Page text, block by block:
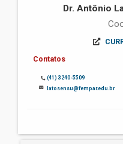
Dr. Antônio
Contatos
(41) 3240-5509
latosensu@fempar.edu.br